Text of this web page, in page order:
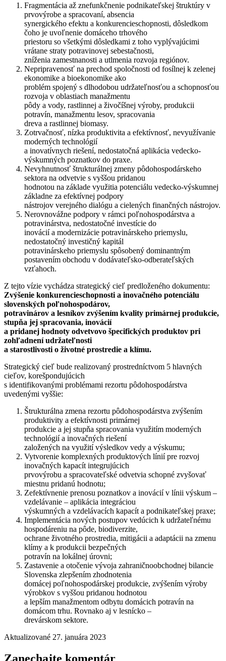
Fragmentácia až znefunkčnenie podnikateľskej štruktúry v
prvovýrobe a spracovaní, absencia
synergického efektu a konkurencieschopnosti, dôsledkom
čoho je uvoľnenie domáceho trhového
priestoru so všetkými dôsledkami z toho vyplývajúcimi
vrátane straty potravinovej sebestačnosti,
zníženia zamestnanosti a utlmenia rozvoja regiónov.
Nepripravenosť na prechod spoločnosti od fosílnej k zelenej
ekonomike a bioekonomike ako
problém spojený s dlhodobou udržateľnosťou a schopnosťou
rozvoja v oblastiach manažmentu
pôdy a vody, rastlinnej a živočíšnej výroby, produkcii
potravín, manažmentu lesov, spracovania
dreva a rastlinnej biomasy.
Zotrvačnosť, nízka produktivita a efektívnosť, nevyužívanie
moderných technológií
a inovatívnych riešení, nedostatočná aplikácia vedecko-
výskumných poznatkov do praxe.
Nevyhnutnosť štrukturálnej zmeny pôdohospodárskeho
sektora na odvetvie s vyššou pridanou
hodnotou na základe využitia potenciálu vedecko-výskumnej
základne za efektívnej podpory
nástrojov verejného dialógu a cielených finančných nástrojov.
Nerovnovážne podpory v rámci poľnohospodárstva a
potravinárstva, nedostatočné investície do
inovácií a modernizácie potravinárskeho priemyslu,
nedostatočný investičný kapitál
potravinárskeho priemyslu spôsobený dominantným
postavením obchodu v dodávateľsko-odberateľských
vzťahoch.
Z tejto vízie vychádza strategický cieľ predloženého dokumentu:
Zvýšenie konkurencieschopnosti a inovačného potenciálu
slovenských poľnohospodárov,
potravinárov a lesníkov zvýšením kvality primárnej produkcie,
stupňa jej spracovania, inovácií
a pridanej hodnoty odvetvovo špecifických produktov pri
zohľadnení udržateľnosti
a starostlivosti o životné prostredie a klímu.
Strategický cieľ bude realizovaný prostredníctvom 5 hlavných
cieľov, korešpondujúcich
s identifikovanými problémami rezortu pôdohospodárstva
uvedenými vyššie:
Štrukturálna zmena rezortu pôdohospodárstva zvýšením
produktivity a efektívnosti primárnej
produkcie a jej stupňa spracovania využitím moderných
technológií a inovačných riešení
založených na využití výsledkov vedy a výskumu;
Vytvorenie komplexných produktových línií pre rozvoj
inovačných kapacít integrujúcich
prvovýrobu a spracovateľské odvetvia schopné zvyšovať
miestnu pridanú hodnotu;
Zefektívnenie prenosu poznatkov a inovácií v línii výskum –
vzdelávanie – aplikácia integráciou
výskumných a vzdelávacích kapacít a podnikateľskej praxe;
Implementácia nových postupov vedúcich k udržateľnému
hospodáreniu na pôde, biodiverzite,
ochrane životného prostredia, mitigácii a adaptácii na zmenu
klímy a k produkcii bezpečných
potravín na lokálnej úrovni;
Zastavenie a otočenie vývoja zahraničnoobchodnej bilancie
Slovenska zlepšením zhodnotenia
domácej poľnohospodárskej produkcie, zvýšením výroby
výrobkov s vyššou pridanou hodnotou
a lepším manažmentom odbytu domácich potravín na
domácom trhu. Rovnako aj v lesnícko –
drevárskom sektore.
Aktualizované 27. januára 2023
Zanechajte komentár